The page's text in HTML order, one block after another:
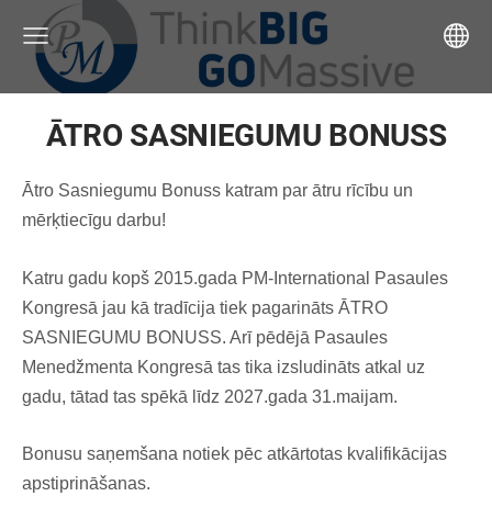
ĀTRO SASNIEGUMU BONUSS
Ātro Sasniegumu Bonuss katram par ātru rīcību un
mērķtiecīgu darbu!
Katru gadu kopš 2015.gada PM-International Pasaules
Kongresā jau kā tradīcija tiek pagarināts ĀTRO
SASNIEGUMU BONUSS. Arī pēdējā Pasaules
Menedžmenta Kongresā tas tika izsludināts atkal uz
gadu, tātad tas spēkā līdz 2027.gada 31.maijam.
Bonusu saņemšana notiek pēc atkārtotas kvalifikācijas
apstiprināšanas.